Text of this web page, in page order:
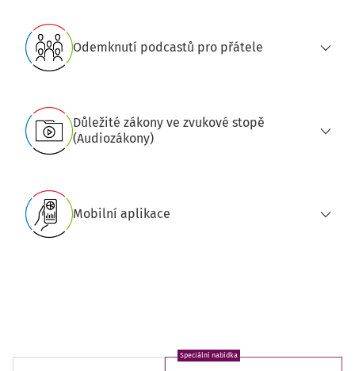
Odemknutí podcastů pro přátele
Důležité zákony ve zvukové stopě
(Audiozákony)
Mobilní aplikace
Speciální nabídka